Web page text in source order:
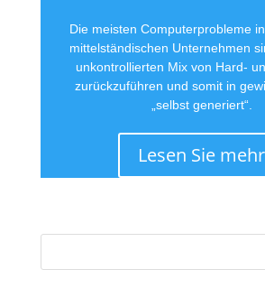
Die meisten Computerprobleme
mittelständischen Unternehmen
unkontrollierten Mix von Hard-
zurückzuführen und somit in
„selbst generiert“.
Lesen Sie mehr